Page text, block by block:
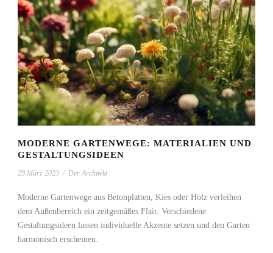
MODERNE GARTENWEGE: MATERIALIEN UND
GESTALTUNGSIDEEN
29 März 2023 / Der Architekt
Moderne Gartenwege aus Betonplatten, Kies oder Holz verleihen
dem Außenbereich ein zeitgemäßes Flair. Verschiedene
Gestaltungsideen lassen individuelle Akzente setzen und den Garten
harmonisch erscheinen.